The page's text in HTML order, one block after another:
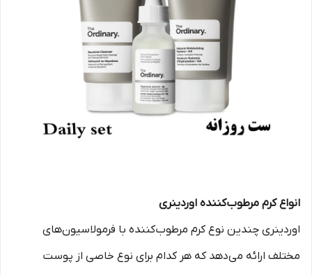
انواع کرم مرطوب‌کننده اوردینری
اوردینری چندین نوع کرم مرطوب‌کننده با فرمولاسیون‌های
مختلف ارائه می‌دهد که هر کدام برای نوع خاصی از پوست